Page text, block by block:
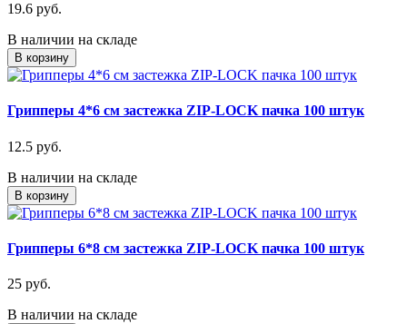
19.6 руб.
В наличии на складе
В корзину
Грипперы 4*6 см застежка ZIP-LOCK пачка 100 штук
12.5 руб.
В наличии на складе
В корзину
Грипперы 6*8 см застежка ZIP-LOCK пачка 100 штук
25 руб.
В наличии на складе